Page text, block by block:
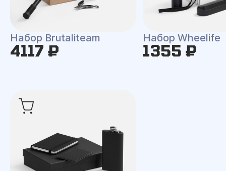
Набор Brutaliteam
4117 ₽
Набор Wheelife
1355 ₽